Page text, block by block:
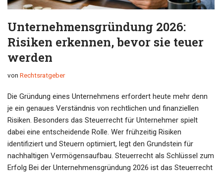
Unternehmensgründung 2026:
Risiken erkennen, bevor sie teuer
werden
von Rechtsratgeber
Die Gründung eines Unternehmens erfordert heute mehr denn
je ein genaues Verständnis von rechtlichen und finanziellen
Risiken. Besonders das Steuerrecht für Unternehmer spielt
dabei eine entscheidende Rolle. Wer frühzeitig Risiken
identifiziert und Steuern optimiert, legt den Grundstein für
nachhaltigen Vermögensaufbau. Steuerrecht als Schlüssel zum
Erfolg Bei der Unternehmensgründung 2026 ist das Steuerrecht